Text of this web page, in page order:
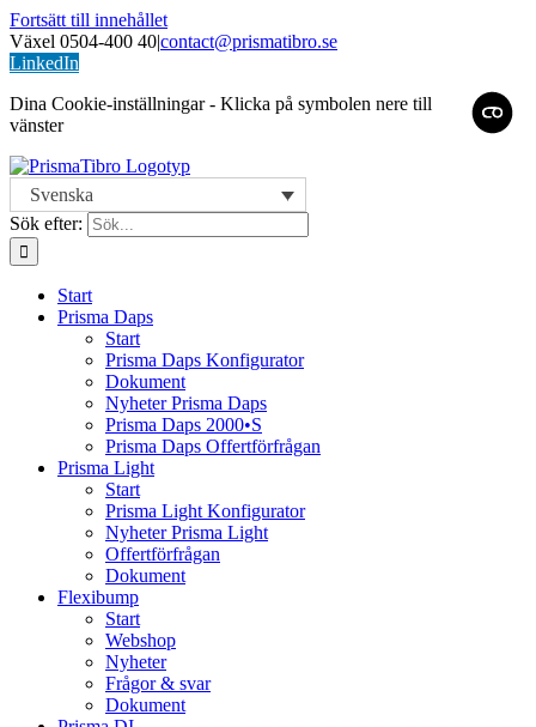
Fortsätt till innehållet
Växel 0504-400 40|contact@prismatibro.se
LinkedIn
Dina Cookie-inställningar - Klicka på symbolen nere till
vänster
Svenska
Sök efter:
Start
Prisma Daps
Start
Prisma Daps Konfigurator
Dokument
Nyheter Prisma Daps
Prisma Daps 2000•S
Prisma Daps Offertförfrågan
Prisma Light
Start
Prisma Light Konfigurator
Nyheter Prisma Light
Offertförfrågan
Dokument
Flexibump
Start
Webshop
Nyheter
Frågor & svar
Dokument